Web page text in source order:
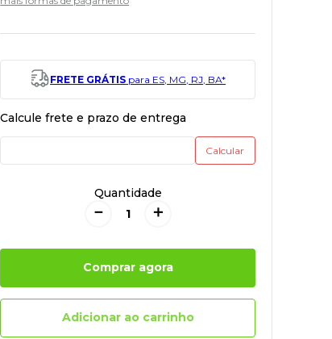
FRETE GRÁTIS para ES, MG, RJ, BA*
Quantidade
＋
－
Comprar agora
Adicionar ao carrinho